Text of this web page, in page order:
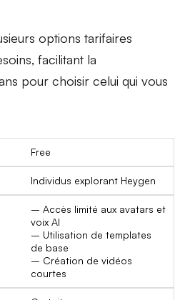
options tarifaires
facilitant la
pour choisir celui qui vous
Free
Individus explorant Heygen
– Accès limité aux avatars et
voix AI
– Utilisation de templates
de base
– Création de vidéos
courtes